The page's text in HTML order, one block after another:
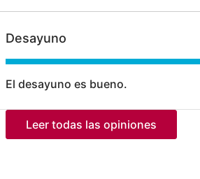
Desayuno
El desayuno es bueno.
Leer todas las opiniones